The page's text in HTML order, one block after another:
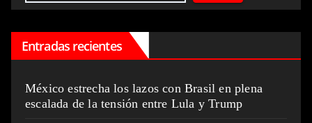
Entradas recientes
México estrecha los lazos con Brasil en plena
escalada de la tensión entre Lula y Trump